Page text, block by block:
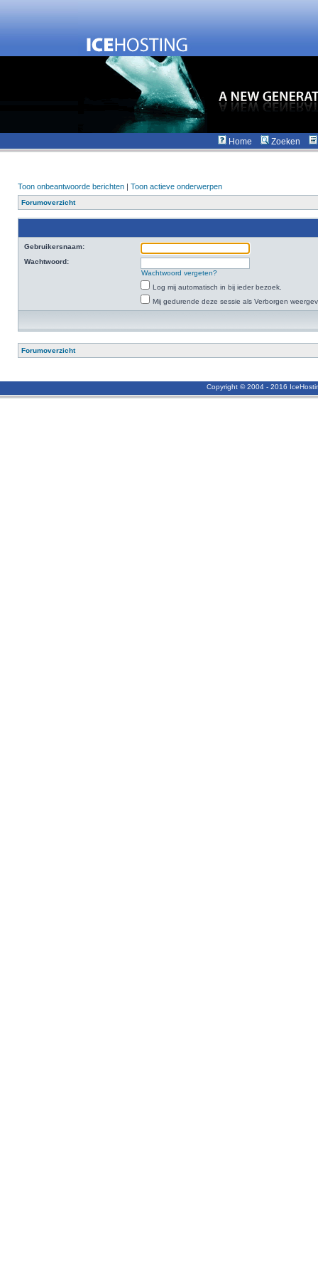
Home Zoeken
Toon onbeantwoorde berichten | Toon actieve onderwerpen
Forumoverzicht
Gebruikersnaam:
Wachtwoord:
Wachtwoord vergeten?
Log mij automatisch in bij ieder bezoek.
Mij gedurende deze sessie als Verborgen
Forumoverzicht
Copyright © 2004 - 2016